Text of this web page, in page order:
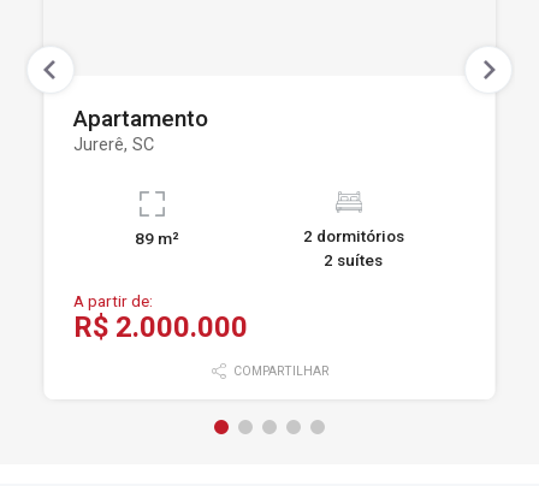
Apartamento
Jurerê, SC
89 m²
2 dormitórios
2 suítes
A partir de:
R$ 2.000.000
COMPARTILHAR